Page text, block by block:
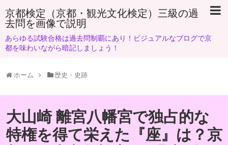
京都検定（京都・観光文化検定）三級の過
去問を画像で説明
あらゆる試験合格は過去問制覇にあり！ビジュアルなブログで京
都を味わいながら暗記しましょう！
ホーム 歴史・史跡
大山崎 離宮八幡宮で独占的な
特権を得て栄えた『座』は？京